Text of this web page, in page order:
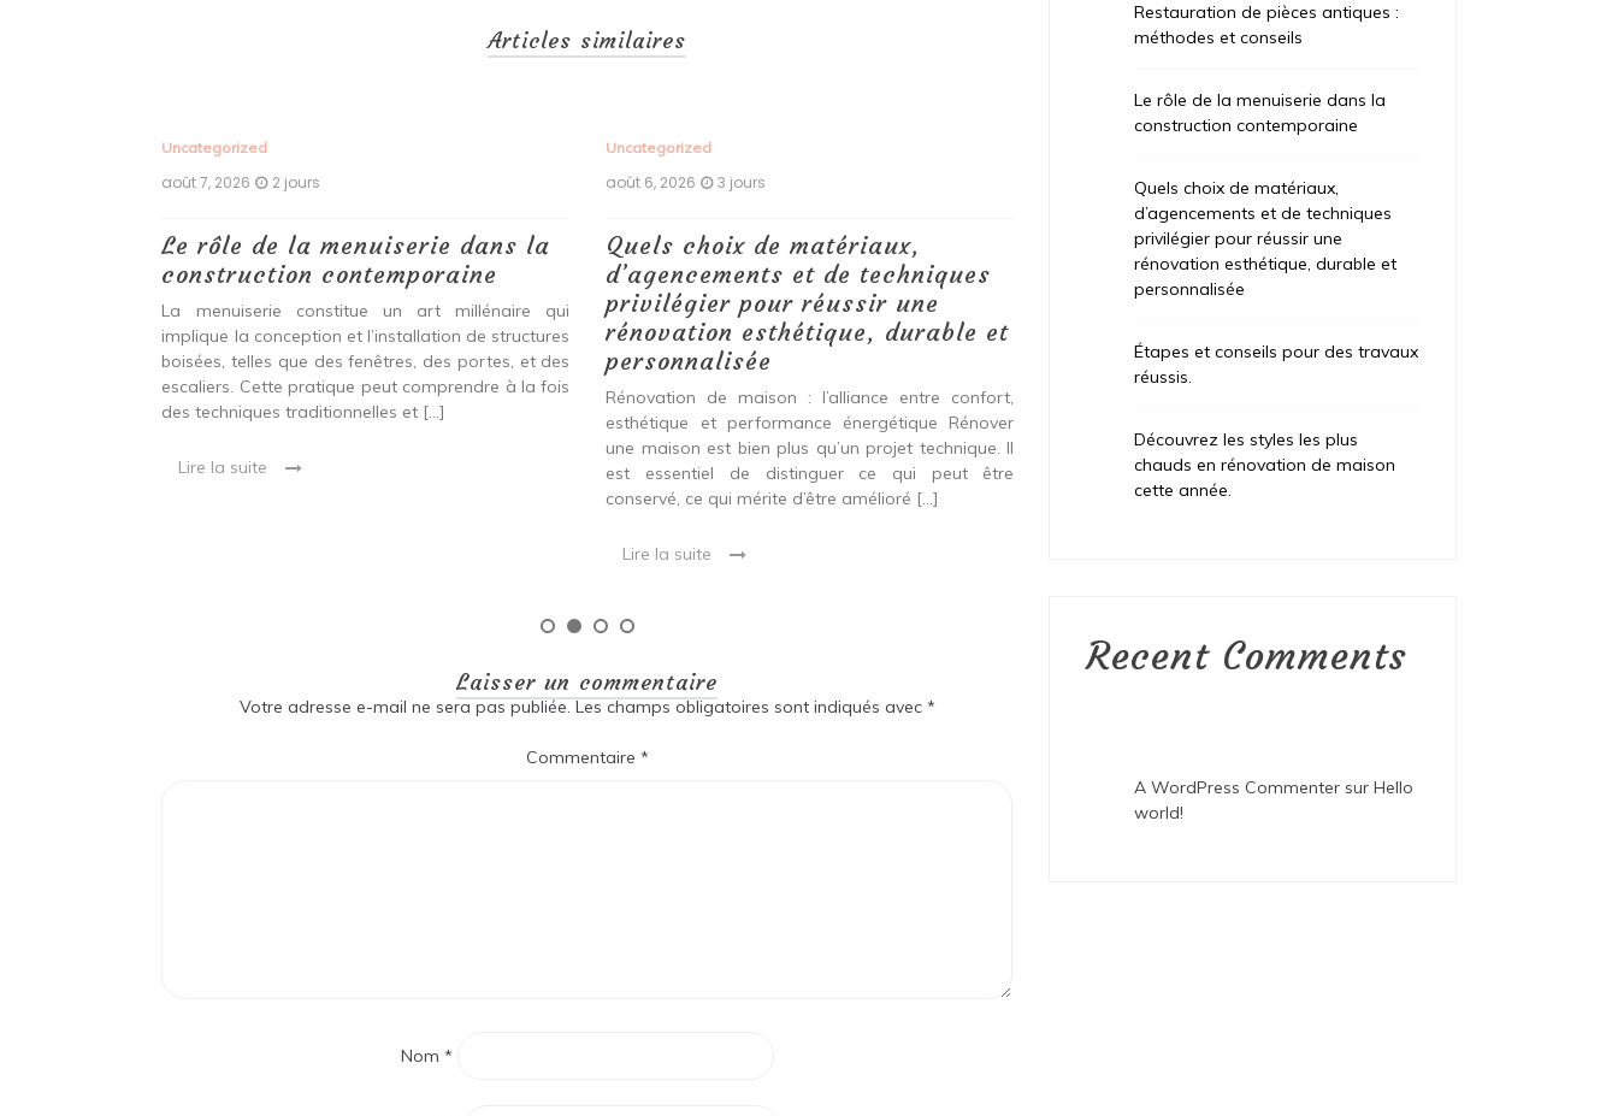
Articles similaires
Uncategorized
août 7, 2026 2 jours
Le rôle de la menuiserie dans la
construction contemporaine
La menuiserie constitue un art millénaire qui
implique la conception et l’installation de structures
boisées, telles que des fenêtres, des portes, et des
escaliers. Cette pratique peut comprendre à la fois
des techniques traditionnelles et […]
Lire la suite
Uncategorized
août 6, 2026 3 jours
Quels choix de matériaux,
d’agencements et de techniques
privilégier pour réussir une
rénovation esthétique, durable et
personnalisée
Rénovation de maison : l’alliance entre confort,
esthétique et performance énergétique Rénover
une maison est bien plus qu’un projet technique. Il
est essentiel de distinguer ce qui peut être
conservé, ce qui mérite d’être amélioré […]
Lire la suite
août 6, 2026 3 jours
Étapes et conseils pour des
travaux réussis.
service. Que vous envisagiez une rénovation
intérieure, extérieure ou énergétique, une entreprise
Avantages de Confier […]
Lire la suite
Laisser un commentaire
Votre adresse e-mail ne sera pas publiée. Les champs obligatoires sont indiqués avec *
Commentaire *
Nom *
Restauration de pièces antiques :
méthodes et conseils
Le rôle de la menuiserie dans la
construction contemporaine
Quels choix de matériaux,
d’agencements et de techniques
privilégier pour réussir une
rénovation esthétique, durable et
personnalisée
Étapes et conseils pour des travaux
réussis.
Découvrez les styles les plus
chauds en rénovation de maison
cette année.
Recent Comments
A WordPress Commenter surHello
world!